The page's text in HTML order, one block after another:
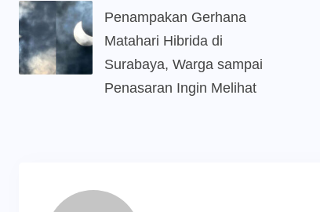
Penampakan Gerhana
Matahari Hibrida di
Surabaya, Warga sampai
Penasaran Ingin Melihat